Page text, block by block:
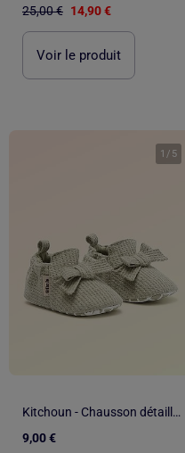
25,00 € 14,90 €
Voir le produit
1 / 5
Kitchoun - Chausson détaillé en coton
9,00 €